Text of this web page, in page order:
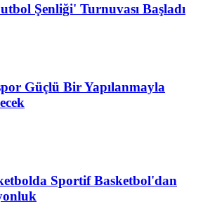
Şenliği' Turnuvası Başladı
Güçlü Bir Yapılanmayla
Sportif Basketbol'dan